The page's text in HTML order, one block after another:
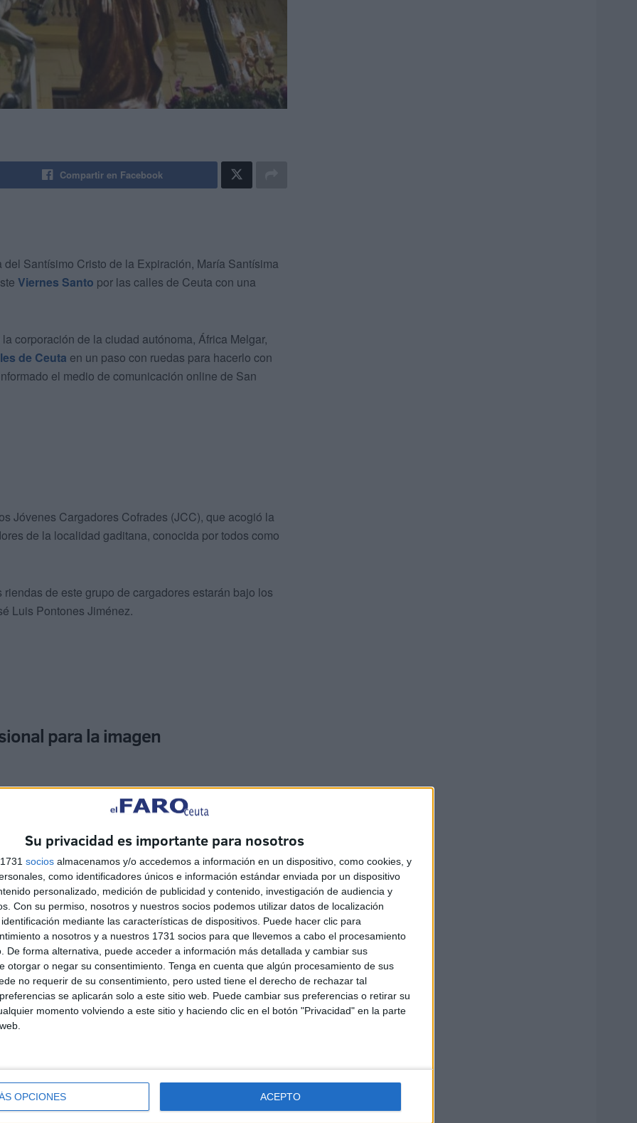
Su privacidad es importante para nosotros
socios almacenamos y/o accedemos a información en un dispositivo, como cookies, y
como identificadores únicos e información estándar enviada por un dispositivo
personalizado, medición de publicidad y contenido, investigación de audiencia y
Con su permiso, nosotros y nuestros socios podemos utilizar datos de localización
mediante las características de dispositivos. Puede hacer clic para
a nosotros y a nuestros 1731 socios para que llevemos a cabo el procesamiento
De forma alternativa, puede acceder a información más detallada y cambiar sus
otorgar o negar su consentimiento. Tenga en cuenta que algún procesamiento de sus
no requerir de su consentimiento, pero usted tiene el derecho de rechazar tal
se aplicarán solo a este sitio web. Puede cambiar sus preferencias o retirar su
momento volviendo a este sitio y haciendo clic en el botón "Privacidad" en la parte
OPCIONES ACEPTO
Compartir en Facebook
del Santísimo Cristo de la Expiración, María Santísima
Viernes Santo por las calles de Ceuta con una
corporación de la ciudad autónoma, África Melgar,
de Ceuta en un paso con ruedas para hacerlo con
el medio de comunicación online de San
Jóvenes Cargadores Cofrades (JCC), que acogió la
de la localidad gaditana, conocida por todos como
de este grupo de cargadores estarán bajo los
Luis Pontones Jiménez.
para la imagen
eco la web isleña, ya que también ha informado
el próximo Viernes Santo por las calles de la
de San Fernando entre 1940 y 1983, una
Pero no es la única imagen sagrada que ha
hermandades del Prendimiento (San Fernando) y el
el Santísimo Cristo de la Expiración procesione en